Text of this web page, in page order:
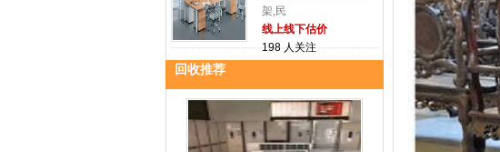
架,民
线上线下估价
198 人关注
回收推荐